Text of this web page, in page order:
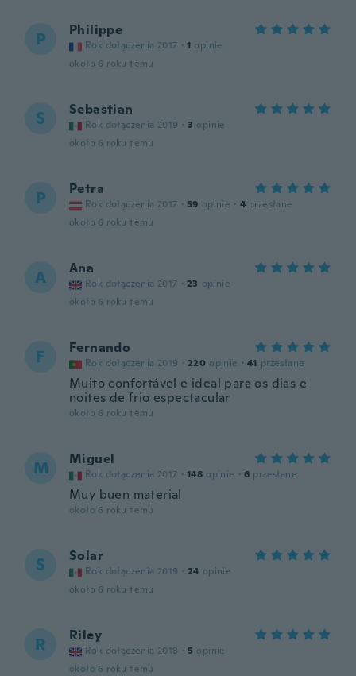
P Philippe
Rok dołączenia 2017 · 1 opinie
około 6 roku temu
S Sebastian
Rok dołączenia 2019 · 3 opinie
około 6 roku temu
P Petra
Rok dołączenia 2017 · 59 opinie · 4 przesłane
około 6 roku temu
A Ana
Rok dołączenia 2017 · 23 opinie
około 6 roku temu
F Fernando
Rok dołączenia 2019 · 220 opinie · 41 przesłane
Muito confortável e ideal para os dias e
noites de frio espectacular
około 6 roku temu
M Miguel
Rok dołączenia 2017 · 148 opinie · 6 przesłane
Muy buen material
około 6 roku temu
S Solar
Rok dołączenia 2019 · 24 opinie
około 6 roku temu
R Riley
Rok dołączenia 2018 · 5 opinie
około 6 roku temu